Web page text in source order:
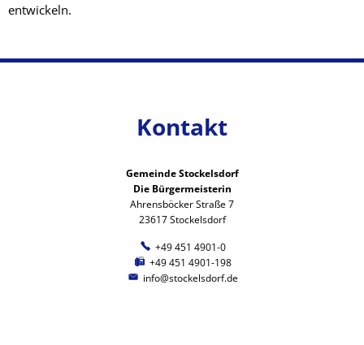
entwickeln.
Kontakt
Gemeinde Stockelsdorf
Die Bürgermeisterin
Ahrensböcker Straße 7
23617 Stockelsdorf
+49 451 4901-0
+49 451 4901-198
info@stockelsdorf.de